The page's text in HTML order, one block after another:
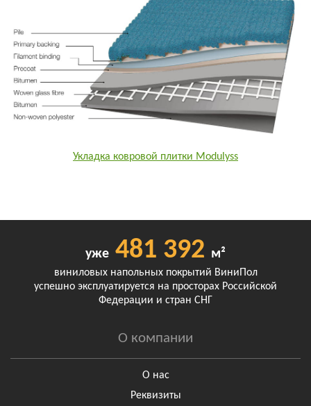
Укладка ковровой плитки Modulyss
уже 481 392 м²
виниловых напольных покрытий ВиниПол
успешно эксплуатируется на просторах Российской
Федерации и стран СНГ
О компании
О нас
Реквизиты